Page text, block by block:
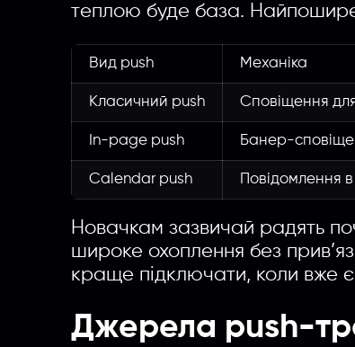
теплою буде база.
Вид push Механіка
Класичний push Сповіщення
In-page push Банер-
Calendar push Повідомлення
Новачкам зазвичай радять
широке охоплення без
краще підключати, коли вже є
Джерела push-